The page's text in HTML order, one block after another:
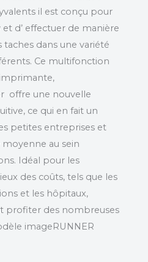
il est conçu pour
d’ effectuer de manière
dans une variété
Ce multifonction
offre une nouvelle
ce qui en fait un
petites entreprises et
au sein
Idéal pour les
des coûts, tels que les
et les hôpitaux,
profiter des nombreuses
imageRUNNER